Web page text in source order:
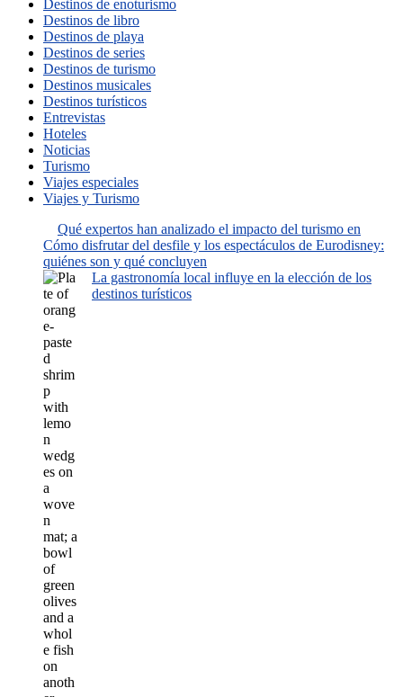
Destinos de enoturismo
Destinos de libro
Destinos de playa
Destinos de series
Destinos de turismo
Destinos musicales
Destinos turísticos
Entrevistas
Hoteles
Noticias
Turismo
Viajes especiales
Viajes y Turismo
Qué expertos han analizado el impacto del turismo en
Cómo disfrutar del desfile y los espectáculos de Eurodisney:
quiénes son y qué concluyen
La gastronomía local influye en la elección de los
destinos turísticos